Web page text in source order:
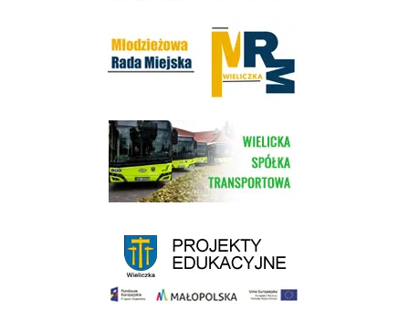
link do strony Wielickiej Spółki Transportowej